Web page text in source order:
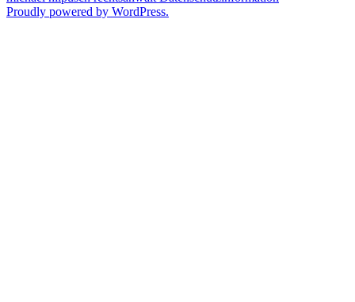
Proudly powered by WordPress.